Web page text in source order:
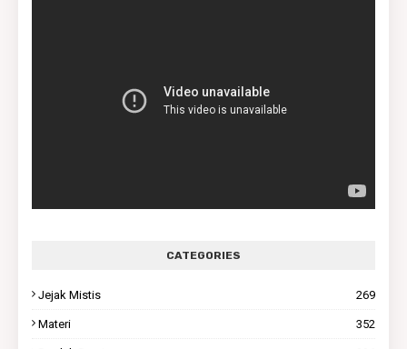
CATEGORIES
Jejak Mistis 269
Materi 352